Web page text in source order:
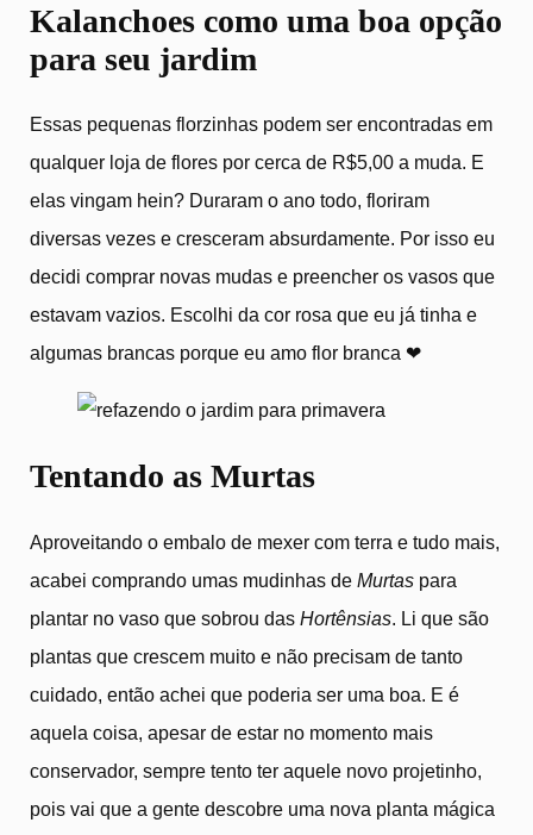
Kalanchoes como uma boa opção
para seu jardim
Essas pequenas florzinhas podem ser encontradas em
qualquer loja de flores por cerca de R$5,00 a muda. E
elas vingam hein? Duraram o ano todo, floriram
diversas vezes e cresceram absurdamente. Por isso eu
decidi comprar novas mudas e preencher os vasos que
estavam vazios. Escolhi da cor rosa que eu já tinha e
algumas brancas porque eu amo flor branca ❤
Tentando as Murtas
Aproveitando o embalo de mexer com terra e tudo mais,
acabei comprando umas mudinhas de Murtas para
plantar no vaso que sobrou das Hortênsias. Li que são
plantas que crescem muito e não precisam de tanto
cuidado, então achei que poderia ser uma boa. E é
aquela coisa, apesar de estar no momento mais
conservador, sempre tento ter aquele novo projetinho,
pois vai que a gente descobre uma nova planta mágica